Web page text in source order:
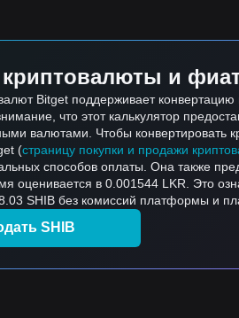
криптовалюты и
Bitget поддерживает
что этот калькулятор
валютами. Чтобы конвертировать
(страницу покупки и продажи
способов оплаты. Она также
оценивается в 0.001544 LKR. Это
SHIB без комиссий платформы и
SHIB